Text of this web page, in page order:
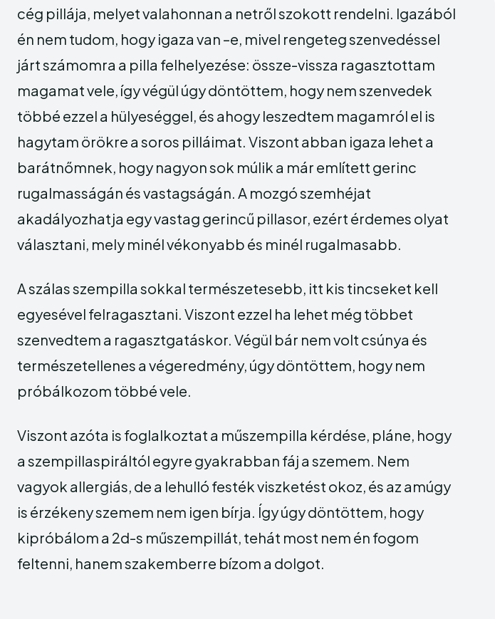
cég pillája, melyet valahonnan a netről szokott rendelni. Igazából
én nem tudom, hogy igaza van –e, mivel rengeteg szenvedéssel
járt számomra a pilla felhelyezése: össze-vissza ragasztottam
magamat vele, így végül úgy döntöttem, hogy nem szenvedek
többé ezzel a hülyeséggel, és ahogy leszedtem magamról el is
hagytam örökre a soros pilláimat. Viszont abban igaza lehet a
barátnőmnek, hogy nagyon sok múlik a már említett gerinc
rugalmasságán és vastagságán. A mozgó szemhéjat
akadályozhatja egy vastag gerincű pillasor, ezért érdemes olyat
választani, mely minél vékonyabb és minél rugalmasabb.
A szálas szempilla sokkal természetesebb, itt kis tincseket kell
egyesével felragasztani. Viszont ezzel ha lehet még többet
szenvedtem a ragasztgatáskor. Végül bár nem volt csúnya és
természetellenes a végeredmény, úgy döntöttem, hogy nem
próbálkozom többé vele.
Viszont azóta is foglalkoztat a műszempilla kérdése, pláne, hogy
a szempillaspiráltól egyre gyakrabban fáj a szemem. Nem
vagyok allergiás, de a lehulló festék viszketést okoz, és az amúgy
is érzékeny szemem nem igen bírja. Így úgy döntöttem, hogy
kipróbálom a 2d-s műszempillát, tehát most nem én fogom
feltenni, hanem szakemberre bízom a dolgot.